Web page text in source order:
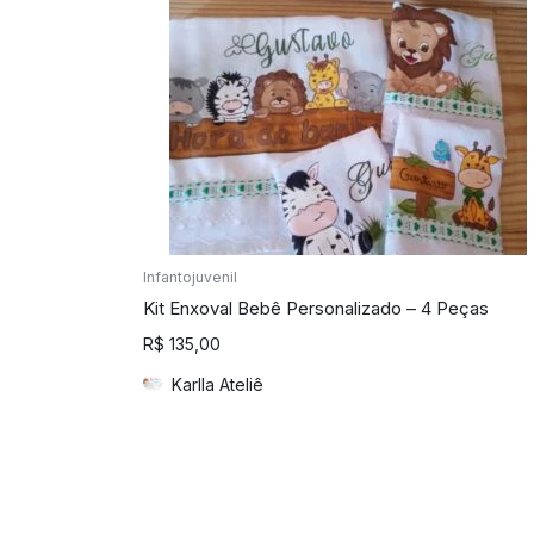
Infantojuvenil
Kit Enxoval Bebê Personalizado – 4 Peças
R$ 135,00
Karlla Ateliê